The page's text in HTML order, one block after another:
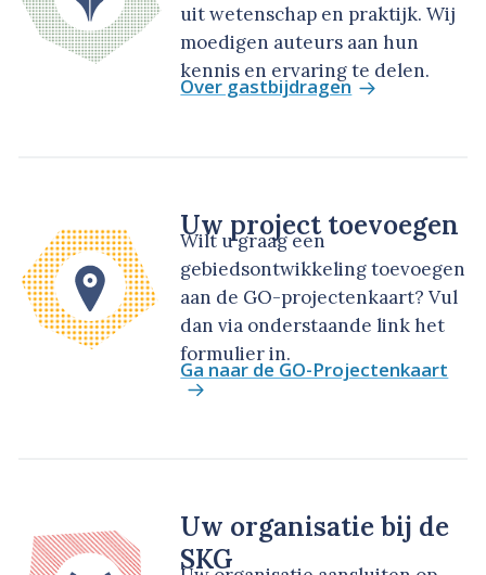
uit wetenschap en praktijk. Wij
moedigen auteurs aan hun
kennis en ervaring te delen.
Over gastbijdragen
Uw project toevoegen
Wilt u graag een
gebiedsontwikkeling toevoegen
aan de GO-projectenkaart? Vul
dan via onderstaande link het
formulier in.
Ga naar de GO-Projectenkaart
Uw organisatie bij de
SKG